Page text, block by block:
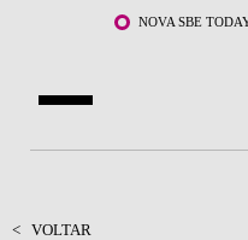
Saltar para o conteúdo principal
NOVA SBE
< VOLTAR